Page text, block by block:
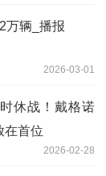
万辆_播报
2026-03-01
休战！戴格诺
在首位
2026-02-28